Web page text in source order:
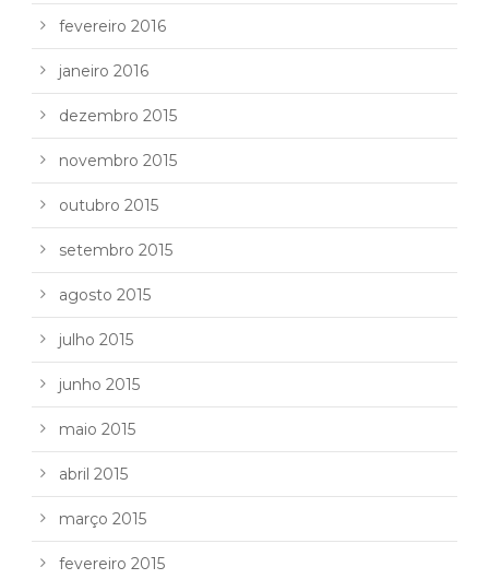
fevereiro 2016
janeiro 2016
dezembro 2015
novembro 2015
outubro 2015
setembro 2015
agosto 2015
julho 2015
junho 2015
maio 2015
abril 2015
março 2015
fevereiro 2015